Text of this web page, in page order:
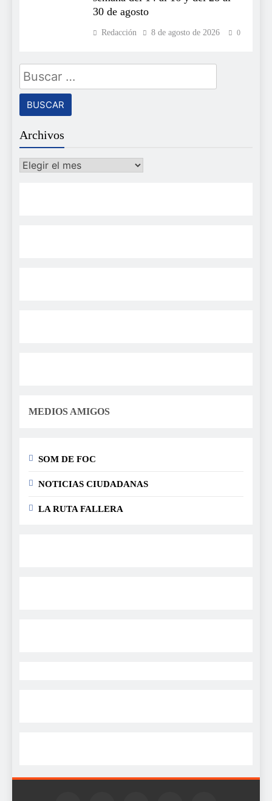
30 de agosto
Redacción 8 de agosto de 2026 0
Buscar:
Archivos
Archivos
MEDIOS AMIGOS
SOM DE FOC
NOTICIAS CIUDADANAS
LA RUTA FALLERA